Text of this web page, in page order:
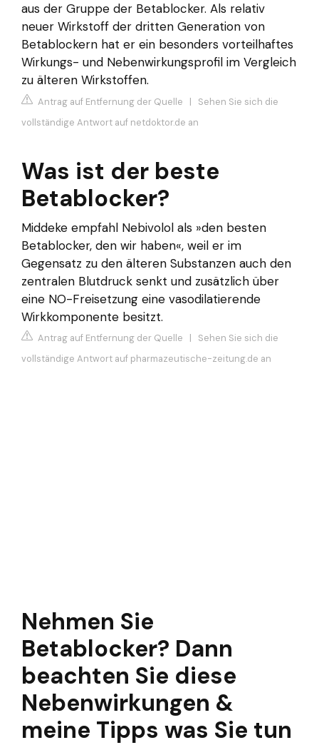
aus der Gruppe der Betablocker. Als relativ
neuer Wirkstoff der dritten Generation von
Betablockern hat er ein besonders vorteilhaftes
Wirkungs- und Nebenwirkungsprofil im Vergleich
zu älteren Wirkstoffen.
Antrag auf Entfernung der Quelle | Sehen Sie sich die
vollständige Antwort auf netdoktor.de an
Was ist der beste
Betablocker?
Middeke empfahl Nebivolol als »den besten
Betablocker, den wir haben«, weil er im
Gegensatz zu den älteren Substanzen auch den
zentralen Blutdruck senkt und zusätzlich über
eine NO-Freisetzung eine vasodilatierende
Wirkkomponente besitzt.
Antrag auf Entfernung der Quelle | Sehen Sie sich die
vollständige Antwort auf pharmazeutische-zeitung.de an
Nehmen Sie
Betablocker? Dann
beachten Sie diese
Nebenwirkungen &
meine Tipps was Sie tun